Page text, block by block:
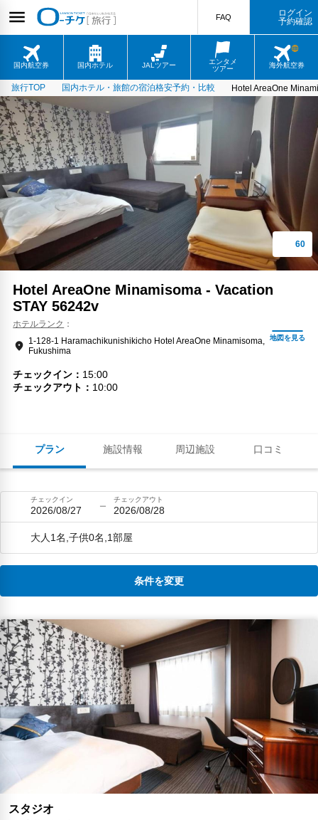
国内航空券 国内ホテル JALツアー
エンタメ
ツアー
海外航空券
FAQ
ログイン
予約確認
旅行TOP 国内ホテル・旅館の宿泊格安予約・比較 Hotel AreaOne
プラン 施設情報 周辺施設 口コミ
Hotel AreaOne Minamisoma - Vacation
STAY 56242v
ホテルランク
1-128-1 Haramachikunishikicho Hotel AreaOne Minamisoma,
Fukushima
チェックイン
15:00
チェックアウト
10:00
チェックイン
2026/08/27
チェックアウト
2026/08/28
大人1名,子供0名,1部屋
条件を変更
スタジオ